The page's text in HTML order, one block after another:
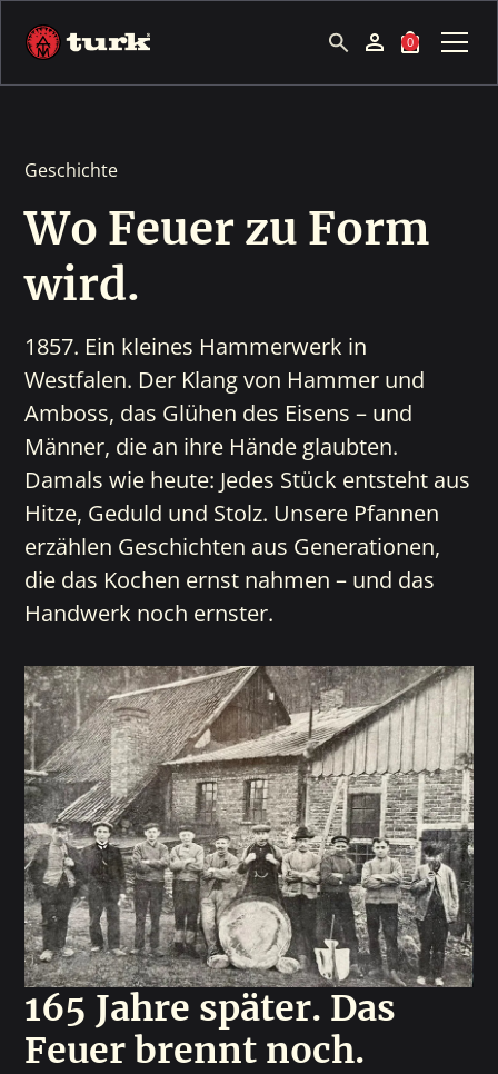
0
Geschichte
Wo Feuer zu Form
wird.
1857. Ein kleines Hammerwerk in
Westfalen. Der Klang von Hammer und
Amboss, das Glühen des Eisens – und
Männer, die an ihre Hände glaubten.
Damals wie heute: Jedes Stück entsteht aus
Hitze, Geduld und Stolz. Unsere Pfannen
erzählen Geschichten aus Generationen,
die das Kochen ernst nahmen – und das
Handwerk noch ernster.
165 Jahre später. Das
Feuer brennt noch.